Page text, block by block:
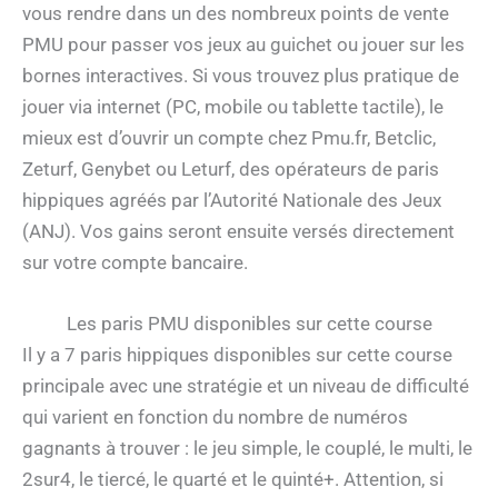
vous rendre dans un des nombreux points de vente
PMU pour passer vos jeux au guichet ou jouer sur les
bornes interactives. Si vous trouvez plus pratique de
jouer via internet (PC, mobile ou tablette tactile), le
mieux est d’ouvrir un compte chez Pmu.fr, Betclic,
Zeturf, Genybet ou Leturf, des opérateurs de paris
hippiques agréés par l’Autorité Nationale des Jeux
(ANJ). Vos gains seront ensuite versés directement
sur votre compte bancaire.
Les paris PMU disponibles sur cette course
Il y a 7 paris hippiques disponibles sur cette course
principale avec une stratégie et un niveau de difficulté
qui varient en fonction du nombre de numéros
gagnants à trouver : le jeu simple, le couplé, le multi, le
2sur4, le tiercé, le quarté et le quinté+. Attention, si